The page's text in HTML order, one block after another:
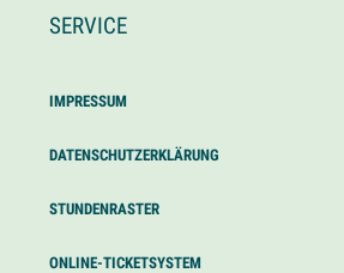
SERVICE
IMPRESSUM
DATENSCHUTZERKLÄRUNG
STUNDENRASTER
ONLINE-TICKETSYSTEM